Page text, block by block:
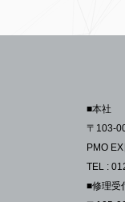
■本社
〒103-
PMO
TEL :
■修理受